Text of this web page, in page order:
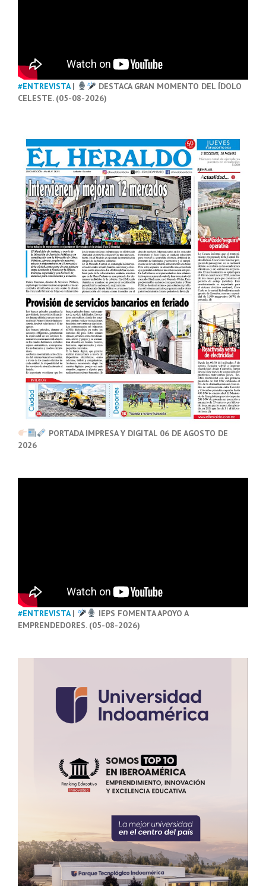
#ENTREVISTA|
DESTACA GRAN MOMENTO DEL ÍDOLO
CELESTE. (05-08-2026)
PORTADA IMPRESA Y DIGITAL 06 DE AGOSTO DE
2026
#ENTREVISTA|
IEPS FOMENTA APOYO A
EMPRENDEDORES. (05-08-2026)